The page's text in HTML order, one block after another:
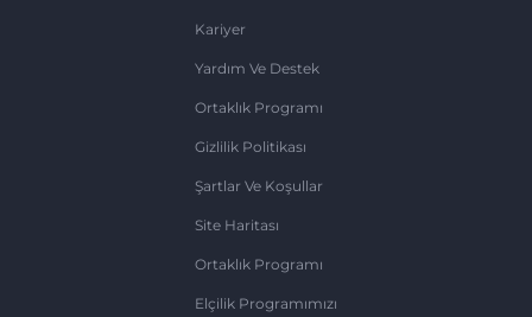
Kariyer
Yardım Ve Destek
Ortaklık Programı
Gizlilik Politikası
Şartlar Ve Koşullar
Site Haritası
Ortaklık Programı
Elçilik Programımızı